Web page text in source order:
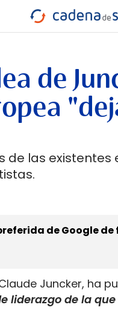
CARRETERA
de
de las
de Google
Juncker, ha
liderazgo de la